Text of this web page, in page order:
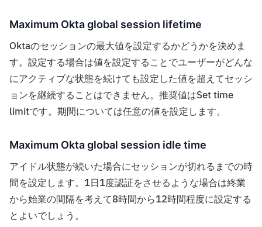
Maximum Okta global session lifetime
Oktaのセッションの最大値を設定するかどうかを決めま
す。設定する場合は値を設定することでユーザーがどんな
にアクティブな状態を続けても設定した値を超えてセッシ
ョンを継続することはできません。推奨値はSet time
limitです。期間については任意の値を設定します。
Maximum Okta global session idle time
アイドル状態が続いた場合にセッションが切れるまでの時
間を設定します。1日1度認証をさせるような場合は終業
から始業の間隔を考えて8時間から12時間程度に設定する
とよいでしょう。